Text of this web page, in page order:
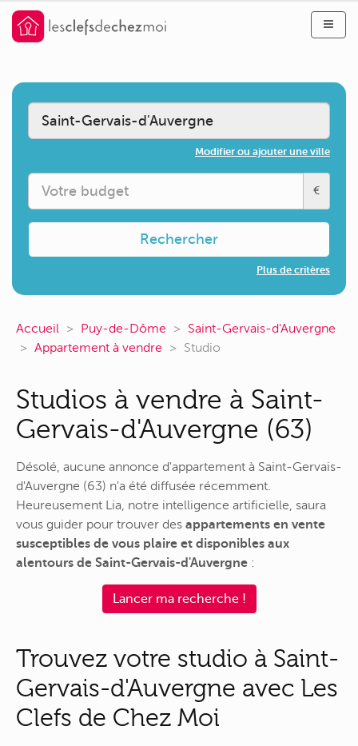
Modifier ou ajouter une ville
€
Rechercher
Plus de critères
Accueil Puy-de-Dôme
Saint-Gervais-d'Auvergne
Appartement à vendre
Studio
Studios à vendre à Saint-
Gervais-d'Auvergne (63)
Désolé, aucune annonce d'appartement à Saint-Gervais-
d'Auvergne (63) n'a été diffusée récemment.
Heureusement Lia, notre intelligence artificielle, saura
vous guider pour trouver des appartements en vente
susceptibles de vous plaire et disponibles aux
alentours de Saint-Gervais-d'Auvergne :
Lancer ma recherche !
Trouvez votre studio à Saint-
Gervais-d'Auvergne avec Les
Clefs de Chez Moi